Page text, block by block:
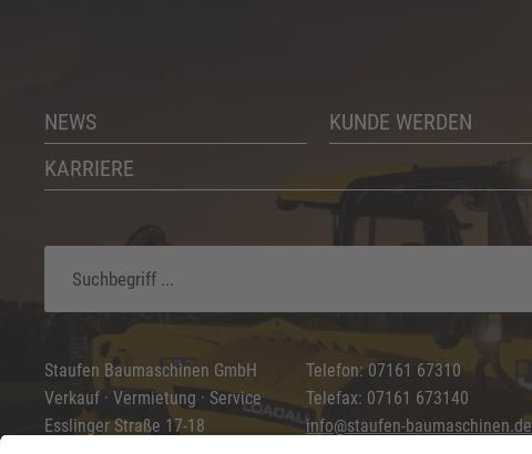
NEWS KUNDE WERDEN
KARRIERE
Staufen Baumaschinen GmbH
Verkauf · Vermietung · Service
Esslinger Straße 17-18
Telefon: 07161 67310
Telefax: 07161 673140
info@staufen-baumaschinen.de